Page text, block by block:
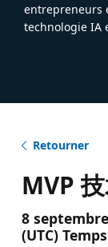
entrepreneurs
technologie IA
Retourner
MVP
8
(UTC)